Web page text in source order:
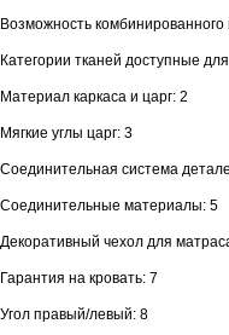
Возможность
Категории тканей доступные
Материал каркаса и царг: 2
Мягкие углы царг: 3
Соединительная система
Соединительные материалы: 5
Декоративный чехол для
Гарантия на кровать: 7
Угол правый/левый: 8